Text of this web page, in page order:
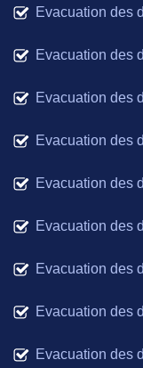
Evacuation des
Evacuation des
Evacuation des
Evacuation des
Evacuation des
Evacuation des
Evacuation des
Evacuation des
Evacuation des